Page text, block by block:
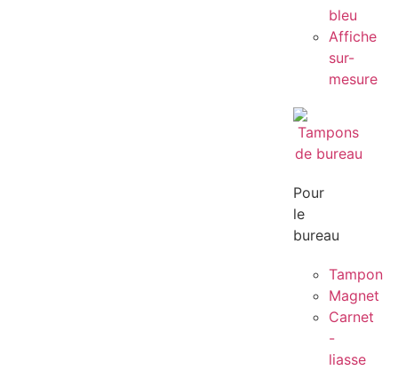
bleu
Affiche
sur-
mesure
Pour
le
bureau
Tampon
Magnet
Carnet
-
liasse